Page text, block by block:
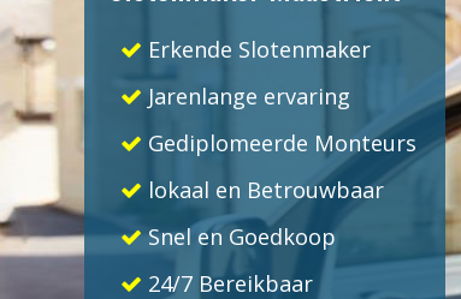
Erkende Slotenmaker
Jarenlange ervaring
Gediplomeerde Monteurs
lokaal en Betrouwbaar
Snel en Goedkoop
24/7 Bereikbaar